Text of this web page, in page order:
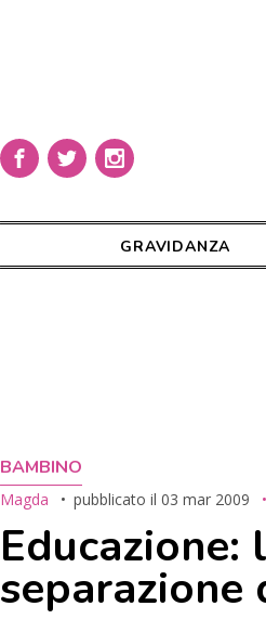
GRAVIDANZA
BAMBINO
Magda pubblicato il 03 mar 2009
Educazione:
separazione